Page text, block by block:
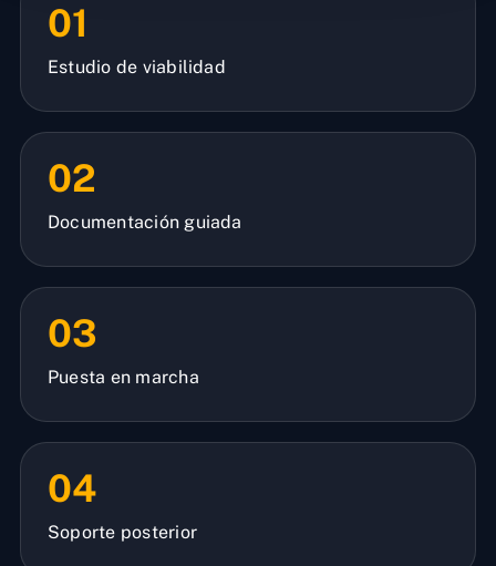
01
Estudio de viabilidad
02
Documentación guiada
03
Puesta en marcha
04
Soporte posterior